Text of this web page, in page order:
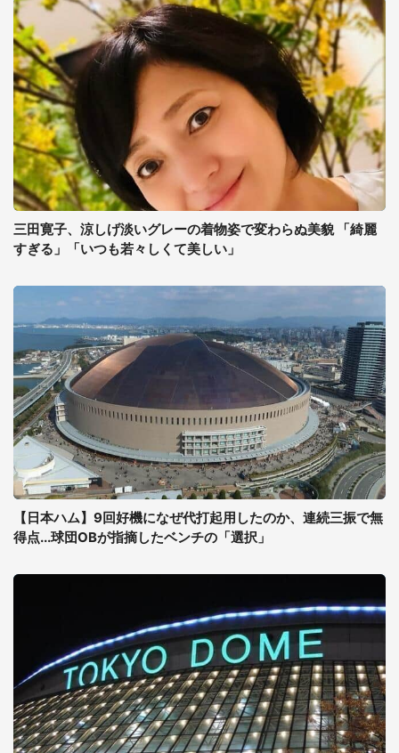
三田寛子、涼しげ淡いグレーの着物姿で変わらぬ美貌 「綺麗
すぎる」「いつも若々しくて美しい」
【日本ハム】9回好機になぜ代打起用したのか、連続三振で無
得点...球団OBが指摘したベンチの「選択」